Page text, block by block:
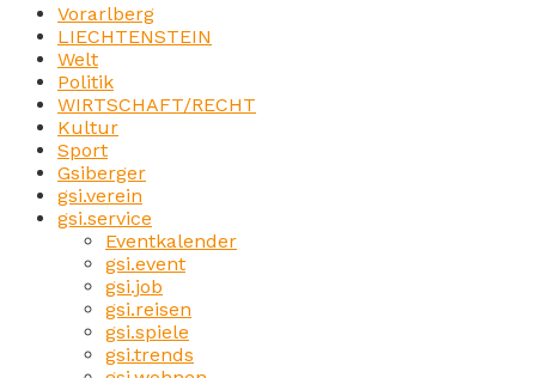
Vorarlberg
LIECHTENSTEIN
Welt
Politik
WIRTSCHAFT/RECHT
Kultur
Sport
Gsiberger
gsi.verein
gsi.service
Eventkalender
gsi.event
gsi.job
gsi.reisen
gsi.spiele
gsi.trends